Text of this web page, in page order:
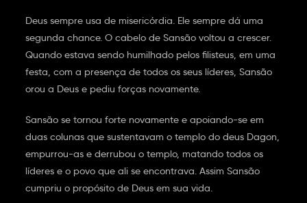
Deus sempre usa de misericórdia. Ele sempre dá uma
segunda chance. O cabelo de Sansão voltou a crescer.
Quando estava sendo humilhado pelos filisteus, em uma
festa, com a presença de todos os seus líderes, Sansão
orou a Deus e pediu forças novamente.
Sansão se tornou forte novamente e apoiando-se em
duas colunas que sustentavam o templo do deus Dagon,
empurrou-as e derrubou o templo, matando todos os
líderes e o povo que ali se encontrava. Assim Sansão
cumpriu o propósito de Deus em sua vida.